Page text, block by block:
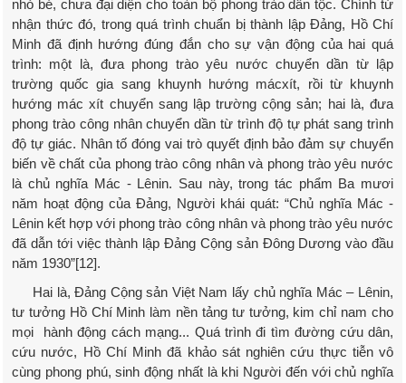
nhỏ bé, chưa đại diện cho toàn bộ phong trào dân tộc. Chính từ
nhận thức đó, trong quá trình chuẩn bị thành lập Đảng, Hồ Chí
Minh đã định hướng đúng đắn cho sự vận động của hai quá
trình: một là, đưa phong trào yêu nước chuyển dần từ lập
trường quốc gia sang khuynh hướng mácxít, rồi từ khuynh
hướng mác xít chuyển sang lập trường cộng sản; hai là, đưa
phong trào công nhân chuyển dần từ trình độ tự phát sang trình
độ tự giác. Nhân tố đóng vai trò quyết định bảo đảm sự chuyển
biến về chất của phong trào công nhân và phong trào yêu nước
là chủ nghĩa Mác - Lênin. Sau này, trong tác phẩm Ba mươi
năm hoạt động của Đảng, Người khái quát: “Chủ nghĩa Mác -
Lênin kết hợp với phong trào công nhân và phong trào yêu nước
đã dẫn tới việc thành lập Đảng Cộng sản Đông Dương vào đầu
năm 1930”[12].
Hai là, Đảng Cộng sản Việt Nam lấy chủ nghĩa Mác – Lênin,
tư tưởng Hồ Chí Minh làm nền tảng tư tưởng, kim chỉ nam cho
mọi hành động cách mạng... Quá trình đi tìm đường cứu dân,
cứu nước, Hồ Chí Minh đã khảo sát nghiên cứu thực tiễn vô
cùng phong phú, sinh động nhất là khi Người đến với chủ nghĩa